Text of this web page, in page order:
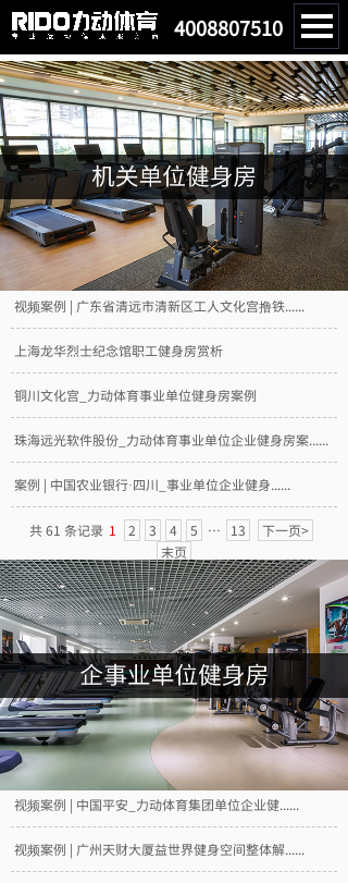
4008807510
视频案例 | 广东省清远市清新区工人文化宫撸铁......
上海龙华烈士纪念馆职工健身房赏析
铜川文化宫_力动体育事业单位健身房案例
珠海远光软件股份_力动体育事业单位企业健身房案......
案例 | 中国农业银行·四川_事业单位企业健身......
共 61 条记录 1 2 3 4 5 … 13
下一页>
末页
视频案例 | 中国平安_力动体育集团单位企业健......
视频案例 | 广州天财大厦益世界健身空间整体解......